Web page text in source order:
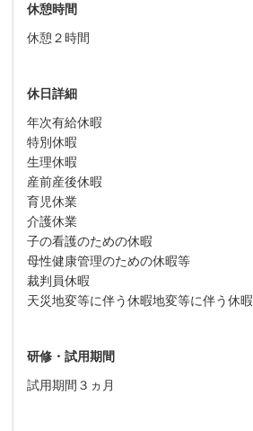
休憩時間
休憩２時間
休日詳細
年次有給休暇
特別休暇
生理休暇
産前産後休暇
育児休業
介護休業
子の看護のための休暇
母性健康管理のための休暇等
裁判員休暇
天災地変等に伴う休暇地変等に伴う休暇
研修・試用期間
試用期間３ヵ月